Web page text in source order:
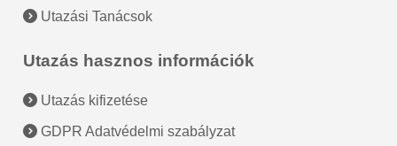
Utazási Tanácsok
Utazás hasznos információk
Utazás kifizetése
GDPR Adatvédelmi szabályzat